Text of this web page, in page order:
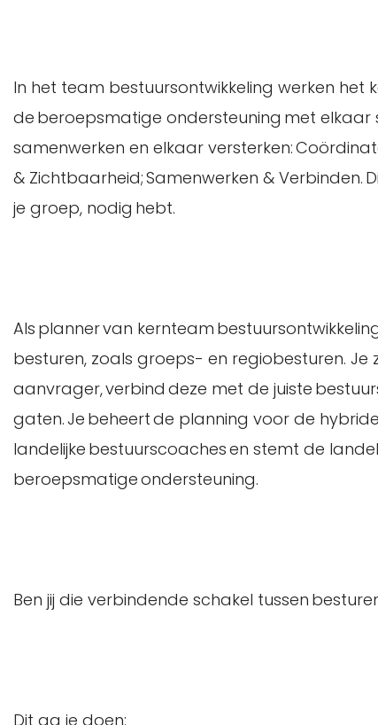
In het team bestuursontwikkeling werken het
de beroepsmatige ondersteuning met elkaar
samenwerken en elkaar versterken:
& Zichtbaarheid; Samenwerken & Verbinden.
je groep, nodig hebt.
Als planner van kernteam
besturen, zoals groeps- en regiobesturen.
aanvrager, verbind deze met de juiste
gaten. Je beheert de planning voor de
landelijke bestuurscoaches en stemt de
beroepsmatige ondersteuning.
Ben jij die verbindende schakel tussen
Dit ga je doen: